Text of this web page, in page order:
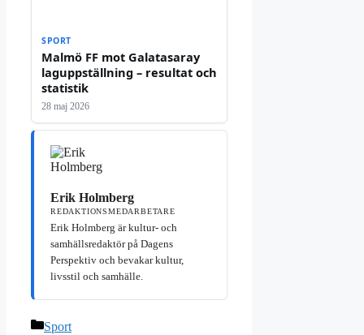
SPORT
Malmö FF mot Galatasaray
laguppställning – resultat och
statistik
28 maj 2026
Erik Holmberg
REDAKTIONSMEDARBETARE
Erik Holmberg är kultur- och
samhällsredaktör på Dagens
Perspektiv och bevakar kultur,
livsstil och samhälle.
Kategorier
Sport